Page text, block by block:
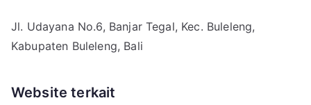
Jl. Udayana No.6, Banjar Tegal, Kec. Buleleng,
Kabupaten Buleleng, Bali
Website terkait